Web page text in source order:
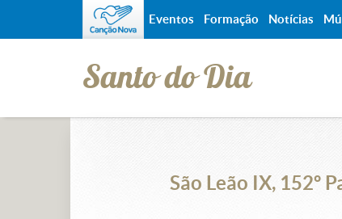
Santo do Dia
São Leão IX, 152º
Eventos Formação Notícias